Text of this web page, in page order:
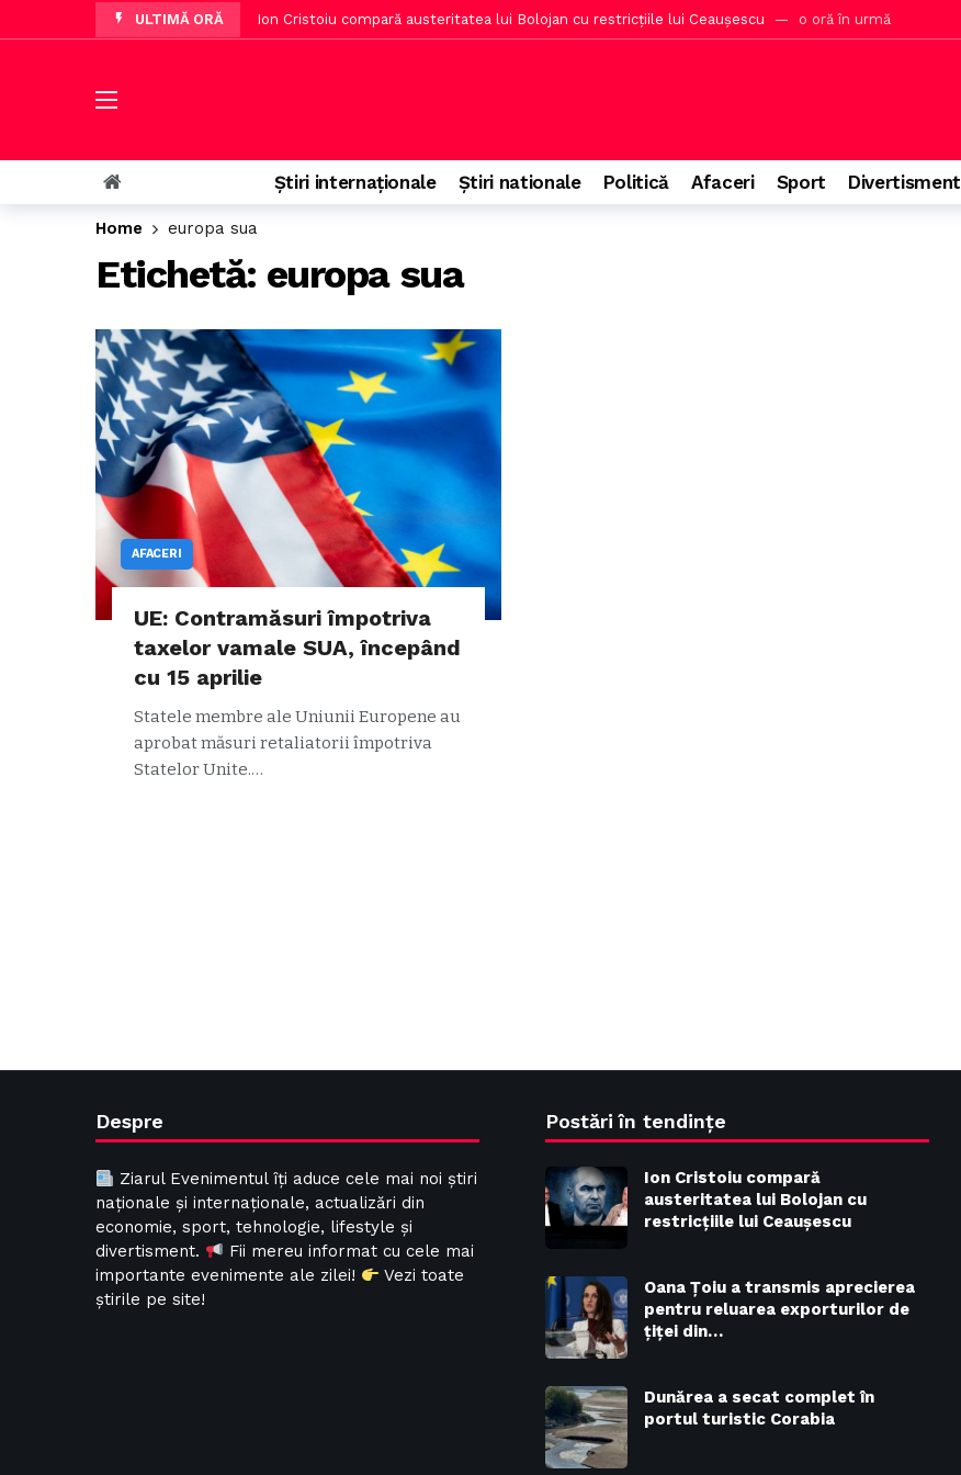
ULTIMĂ ORĂ Ion Cristoiu compară austeritatea lui Bolojan cu restricțiile lui Ceaușescu o oră în urmă
Cel mai tânăr profesor din istorie a doborât recordul mondial după 300 de ani 3 zile în urmă
Top 7 destinații de camping de lux în Europa cu facilități multiple 3 zile în urmă
Operațiune în premieră pe Brațul Bala cu peste 100 de militari implicați
Directorul GSP afirmă că echipa nu are șanse la titlu după victoria din Giulești
Senatorul Paul Pintea, trimis în judecată pentru aceeași faptă cu condamnarea cu suspendare
Știri internaționale Știri nationale Politică Afaceri Sport Divertisment
Home europa sua
Etichetă: europa sua
AFACERI
UE: Contramăsuri împotriva
taxelor vamale SUA, începând
cu 15 aprilie
Statele membre ale Uniunii Europene au
aprobat măsuri retaliatorii împotriva
Statelor Unite.…
Despre
Ziarul Evenimentul îți aduce cele mai noi știri
naționale și internaționale, actualizări din
economie, sport, tehnologie, lifestyle și
divertisment.
Fii mereu informat cu cele mai
importante evenimente ale zilei!
Vezi toate
știrile pe site!
Postări în tendințe
Ion Cristoiu compară
austeritatea lui Bolojan cu
restricțiile lui Ceaușescu
Oana Țoiu a transmis aprecierea
pentru reluarea exporturilor de
țiței din…
Dunărea a secat complet în
portul turistic Corabia